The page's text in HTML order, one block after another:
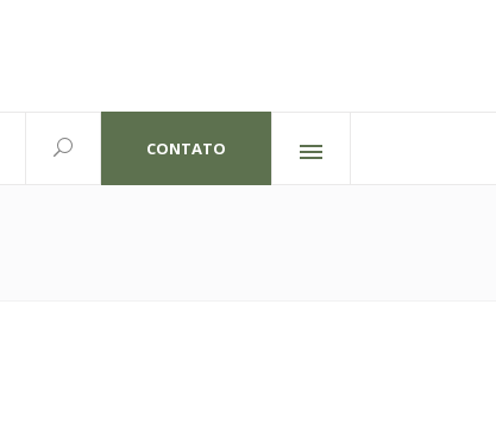
Gutierrez,826
Redes sociais
CONTATO